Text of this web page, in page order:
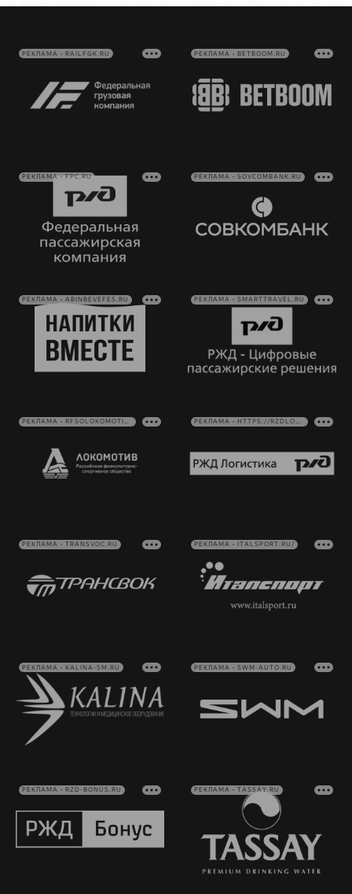
РЕКЛАМА • RAILFGK.RU РЕКЛАМА • BETBOOM.RU
РЕКЛАМА • FPC.RU РЕКЛАМА • SOVCOMBANK.RU
РЕКЛАМА • ABINBEVEFES.RU РЕКЛАМА • SMARTTRAVEL.RU
РЕКЛАМА • RFSOLOKOMOTIV.RU РЕКЛАМА • HTTPS://RZDLOG.RU/
РЕКЛАМА • TRANSVOC.RU РЕКЛАМА • ITALSPORT.RU/
РЕКЛАМА • KALINA-SM.RU РЕКЛАМА • SWM-AUTO.RU
РЕКЛАМА • RZD-BONUS.RU РЕКЛАМА • TASSAY.RU